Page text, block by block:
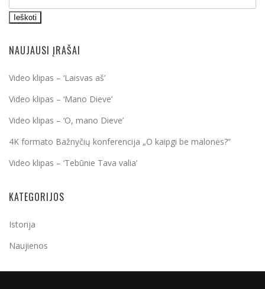
Ieškoti
NAUJAUSI ĮRAŠAI
Video klipas – ‘Laisvas aš’
Video klipas – ‘Mano Dieve’
Video klipas – ‘O, mano Dieve’
4K formato Bažnyčių konferencija „O kaipgi be malonės?”
Video klipas – ‘Tebūnie Tava valia’
KATEGORIJOS
Istorija
Naujienos